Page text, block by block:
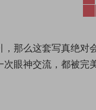
那么这套写真绝
眼神交流，都被